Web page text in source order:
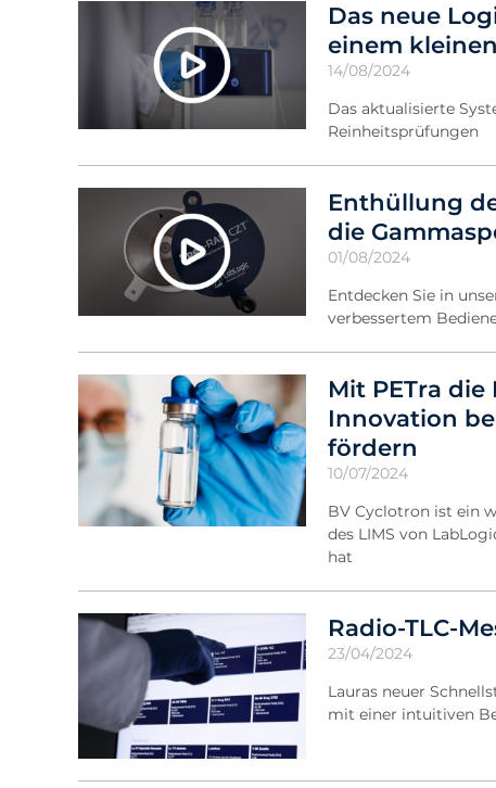
Das neue
einem
14/08/2024
Das aktualisierte
Reinheitsprüfungen
Enthüllung
die
01/08/2024
Entdecken Sie in
verbessertem
Mit PETra
Innovation
fördern
10/07/2024
BV Cyclotron ist ein
des LIMS von
hat
Radio-TLC-
23/04/2024
Lauras neuer
mit einer intuitiven